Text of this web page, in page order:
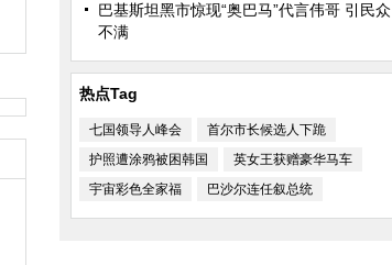
西班牙最美王储妃着装盘点
巴基斯坦黑市惊现“奥巴马”代言伟哥 引民众
不满
热点Tag
七国领导人峰会
首尔市长候选人下跪
护照遭涂鸦被困韩国
英女王获赠豪华马车
宇宙彩色全家福
巴沙尔连任叙总统